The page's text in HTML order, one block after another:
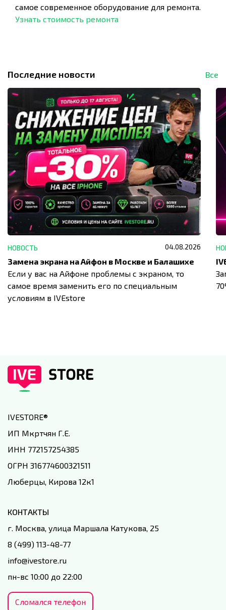
самое современное оборудование для ремонта.
Узнать стоимость ремонта
Последние новости Все
НОВОСТЬ 04.08.2026
Замена экрана на Айфон в Москве и Балашихе
Если у вас на Айфоне проблемы с экраном, то
самое время заменить его по специальным
условиям в IVEstore
IVESTORE®
ИП Мкртчян Г.Е.
ИНН 772157254385
ОГРН 316774600321511
Люберцы, Кирова 12к1
КОНТАКТЫ
г. Москва, улица Маршала Катукова, 25
8 (499) 113-48-77
info@ivestore.ru
пн-вс 10:00 до 22:00
Сломался телефон